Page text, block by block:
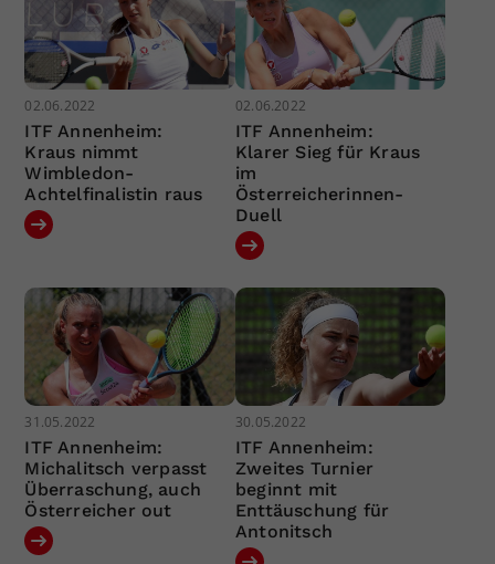
02.06.2022
ITF Annenheim:
Kraus nimmt
Wimbledon-
Achtelfinalistin raus
02.06.2022
ITF Annenheim:
Klarer Sieg für Kraus
im
Österreicherinnen-
Duell
31.05.2022
ITF Annenheim:
Michalitsch verpasst
Überraschung, auch
Österreicher out
30.05.2022
ITF Annenheim:
Zweites Turnier
beginnt mit
Enttäuschung für
Antonitsch